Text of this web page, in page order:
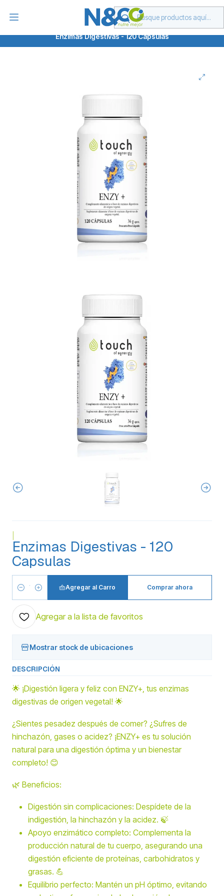
Despachamos a todo Chile o retira en Las Condes
Propiedades
Digestión
Enzimas Digestivas - 120 Capsulas
Enzimas Digestivas - 120
Capsulas
Cantidad
Agregar al Carro Comprar ahora
Agregar a la lista de favoritos
Mostrar stock de ubicaciones
DESCRIPCIÓN
🌟 ¡Digestión ligera y feliz con ENZY+, tus enzimas
digestivas de origen vegetal! 🌟
¿Sientes pesadez después de comer? ¿Sufres de
hinchazón, gases o acidez? ¡ENZY+ es tu solución
natural para una digestión óptima y un bienestar
completo! 😊
🌿 Beneficios:
Digestión sin complicaciones: Despídete de la
indigestión, la hinchazón y la acidez. 🍃
Apoyo enzimático completo: Complementa la
producción natural de tu cuerpo, asegurando una
digestión eficiente de proteínas, carbohidratos y
grasas. 💪
Equilibrio perfecto: Mantén un pH óptimo, evitando